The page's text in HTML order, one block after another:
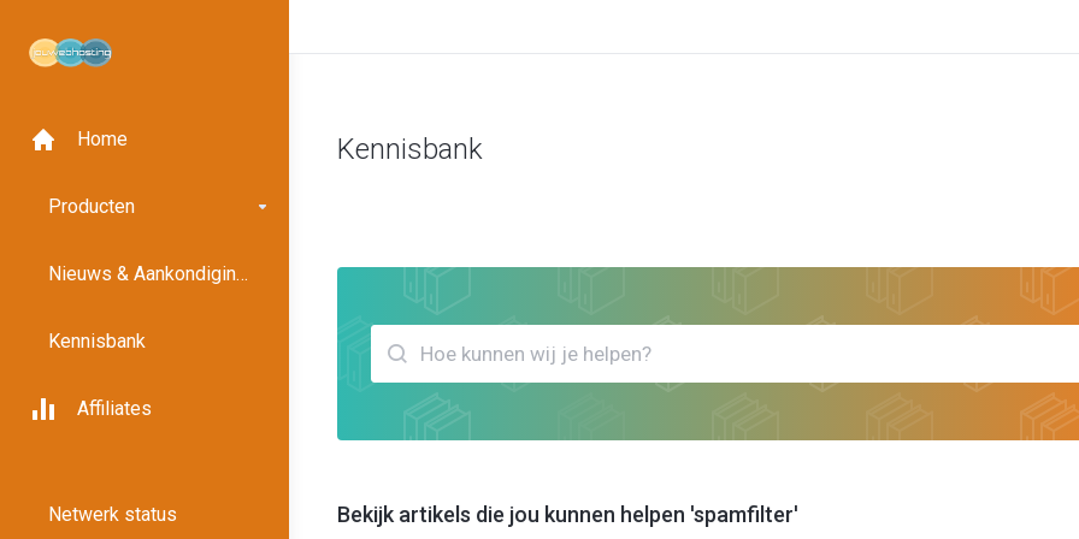
Home
Producten
Nieuws & Aankondigingen
Kennisbank
Affiliates
Netwerk status
Kennisbank
Bekijk artikels die jou kunnen helpen 'spamfilter'